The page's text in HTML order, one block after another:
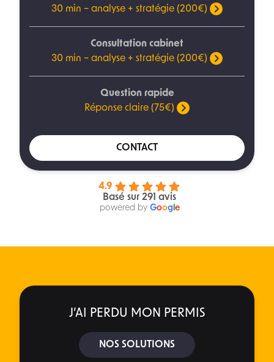
30 min – analyse + stratégie (200€)
Consultation cabinet
30 min – analyse + stratégie (200€)
Question rapide
Réponse claire (75€)
CONTACT
4.9
Basé sur 291 avis
powered by Googl e
J’AI PERDU MON PERMIS
NOS SOLUTIONS